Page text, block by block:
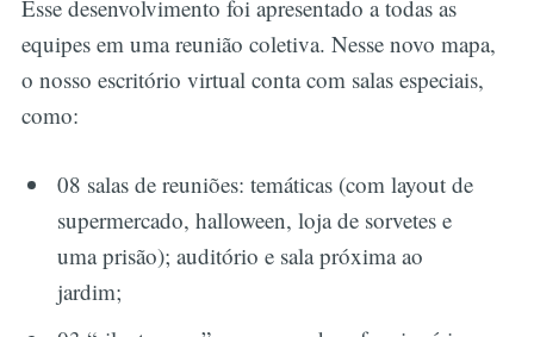
Esse desenvolvimento foi apresentado a todas as
equipes em uma reunião coletiva. Nesse novo mapa,
o nosso escritório virtual conta com salas especiais,
como:
08 salas de reuniões: temáticas (com layout de
supermercado, halloween, loja de sorvetes e
uma prisão); auditório e sala próxima ao
jardim;